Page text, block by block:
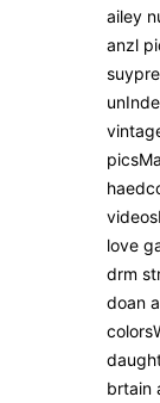
ailey
anzl
love
drm
doan
brtain